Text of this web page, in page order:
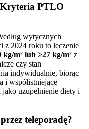
PTLO
wytycznych
z 2024 roku to leczenie
m² lub ≥27 kg/m² z
czy stan
indywidualnie, biorąc
i współistniejące
jako uzupełnienie diety i
teleporadę?